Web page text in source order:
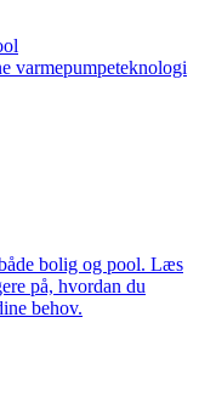
varmepumpeteknologi
bolig og pool. Læs
på, hvordan du
behov.